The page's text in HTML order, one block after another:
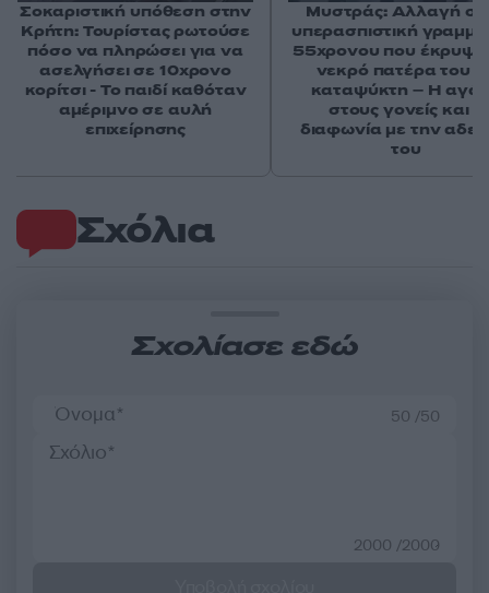
Σχόλια
Σχολίασε εδώ
50 /50
2000 /2000
Σοκαριστική υπόθεση στην
Κρήτη: Τουρίστας ρωτούσε
πόσο να πληρώσει για να
ασελγήσει σε 10χρονο
κορίτσι - Το παιδί καθόταν
αμέριμνο σε αυλή
επιχείρησης
Μυστράς: Αλλαγή
υπερασπιστική
55χρονου που έκρυψε
νεκρό πατέρα του
καταψύκτη – Η
στους γονείς και η
διαφωνία με την
του